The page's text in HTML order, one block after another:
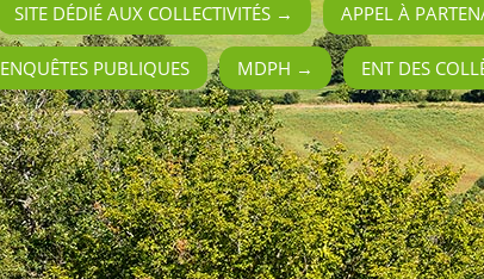
SITE DÉDIÉ AUX COLLECTIVITÉS → APPEL À
ENQUÊTES PUBLIQUES MDPH → ENT DES